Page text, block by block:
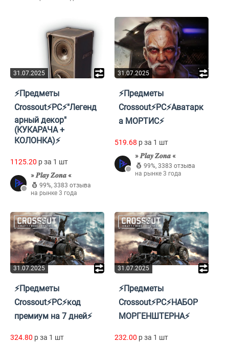
31.07.2025
⚡Предметы
Crossout⚡PC⚡"Легенд
арный декор"
(КУКАРАЧА +
КОЛОНКА)⚡
1125.20 p за 1 шт
» 𝑷𝒍𝒂𝒚 𝒁𝒐𝒏𝒂 «
99%, 3383 отзыва
на рынке 3 года
31.07.2025
⚡Предметы
Crossout⚡PC⚡Аватарк
а МОРТИС⚡
519.68 p за 1 шт
» 𝑷𝒍𝒂𝒚 𝒁𝒐𝒏𝒂 «
99%, 3383 отзыва
на рынке 3 года
31.07.2025
⚡Предметы
Crossout⚡PC⚡код
премиум на 7 дней⚡
324.80 p за 1 шт
31.07.2025
⚡Предметы
Crossout⚡PC⚡НАБОР
МОРГЕНШТЕРНА⚡
232.00 p за 1 шт